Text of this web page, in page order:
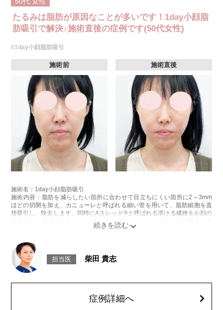
たるみは脂肪が原因なことが多いです！1day小顔脂
肪吸引で解決♪施術直後の症例です(50代女性)
#1day小顔脂肪吸引
施術前 施術直後
施術名：1day小顔脂肪吸引
施術内容：脂肪を減らしたい箇所に合わせて目立ちにくい箇所に2～3mm
ほどの切開を加え、カニューレと呼ばれる細い管を用いて、脂肪細胞を直
接吸引し、除去します。同時にAスレッド®と呼ばれる溶ける繊維をお顔の
目立たない部分から皮下へ挿入し、皮膚を内側から引き上げて固定しま
リスク、副作用：赤み、熱感、痛み、しびれ、むくみ、内出血、引き攣れ
感などが術後一時的に生じることがございます。また、稀に貧血、細菌感
染症、左右差、施術箇所の知覚鈍麻、ぼこつき、硬結、瘢痕化、色素沈
着、脂肪塞栓、皮膚のよれ、繊維の突出などを生じることがございます。
顔の脂肪吸引箇所の追加 1ヶ所ごと+162,800円(税込)
オプション：笑気麻酔 3,300円(税込)
担当医 柴田 貴志
症例詳細へ